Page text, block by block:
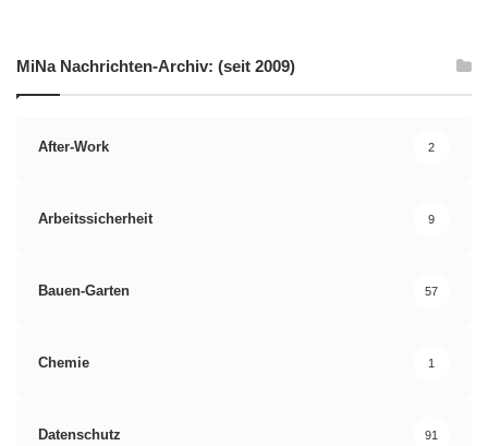
MiNa Nachrichten-Archiv: (seit 2009)
After-Work 2
Arbeitssicherheit 9
Bauen-Garten 57
Chemie 1
Datenschutz 91